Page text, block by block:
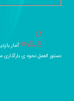
آمار
دستور العمل نحوه ی